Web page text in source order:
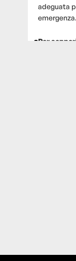
adeguata
emergenza.
Per
suoi due